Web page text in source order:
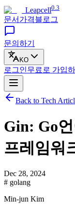
Leapcell0.3
문서 가격블로그
문의하기
KO
로그인무료로 가입하
Back to Tech
Gin: Go
프레임워
Dec 28, 2024
# golang
Min-jun Kim